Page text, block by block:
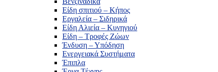
Είδη σπιτιού – Κήπος
Εργαλεία – Σιδηρικά
Είδη Αλιεία – Κυνηγιού
Είδη – Τροφές Ζώων
Ένδυση – Υπόδηση
Ενεργειακά Συστήματα
Έπιπλα